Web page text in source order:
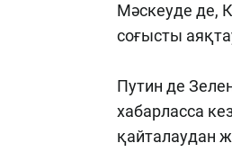
Мәскеуде де,
соғысты
Путин де
хабарласса
қайталаудан